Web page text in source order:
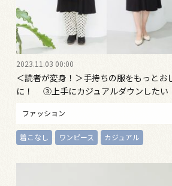
2023.11.03 00:00
＜読者が変身！＞手持ちの服をもっとお
に！ ③上手にカジュアルダウンしたい
ファッション
着こなし ワンピース カジュアル